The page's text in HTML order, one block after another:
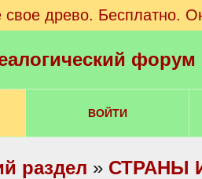
свое древо. Бесплатно.
ВОЙТИ
раздел » СТРАНЫ